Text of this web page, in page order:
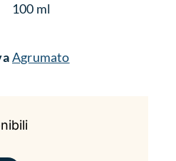
100 ml
Agrumato